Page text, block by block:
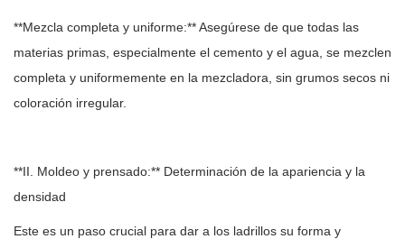
**Mezcla completa y uniforme:** Asegúrese de que todas las
materias primas, especialmente el cemento y el agua, se mezclen
completa y uniformemente en la mezcladora, sin grumos secos ni
coloración irregular.
**II. Moldeo y prensado:** Determinación de la apariencia y la
densidad
Este es un paso crucial para dar a los ladrillos su forma y